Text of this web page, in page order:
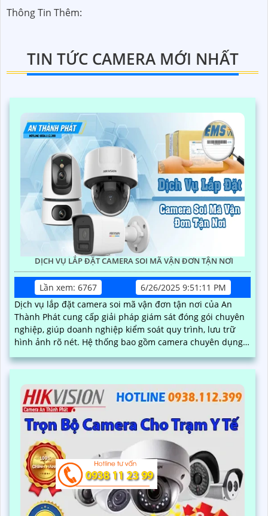
Thông Tin Thêm:
TIN TỨC CAMERA MỚI NHẤT
DỊCH VỤ LẮP ĐẶT CAMERA SOI MÃ VẬN ĐƠN TẬN NƠI
Lần xem: 6767
6/26/2025 9:51:11 PM
Dịch vụ lắp đặt camera soi mã vận đơn tận nơi của An
Thành Phát cung cấp giải pháp giám sát đóng gói chuyên
nghiệp, giúp doanh nghiệp kiểm soát quy trình, lưu trữ
hình ảnh rõ nét. Hệ thống bao gồm camera chuyên dụng,
phần mềm quản lý đơn hàng, thiết bị quét mã vạch cùng
phụ kiện thi công, lắp đặt hoàn chỉnh tại kho hàng, đảm